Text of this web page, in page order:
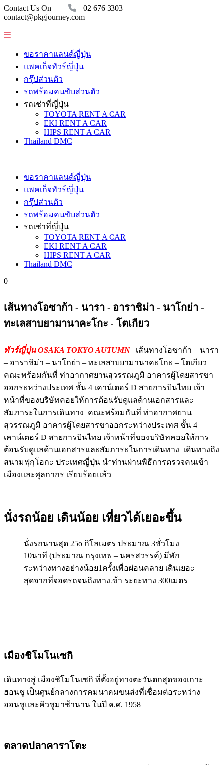
Contact Us On
02 676 3303
contact@pkgjourney.com
ขอราคาแลนด์ญี่ปุ่น
แพคเก็จทัวร์ญี่ปุ่น
กรุ๊ปส่วนตัว
รถพร้อมคนขับส่วนตัว
รถเช่าที่ญี่ปุ่น
TOYOTA RENT A CAR
EKI RENT A CAR
HIPS RENT A CAR
Thailand DMC
ขอราคาแลนด์ญี่ปุ่น
แพคเก็จทัวร์ญี่ปุ่น
กรุ๊ปส่วนตัว
รถพร้อมคนขับส่วนตัว
รถเช่าที่ญี่ปุ่น
TOYOTA RENT A CAR
EKI RENT A CAR
HIPS RENT A CAR
Thailand DMC
0
เส้นทางโอซาก้า - นารา - อาราชิม่า - นาโกย่า -
ทะเลสาบยามานาคะโกะ - โตเกียว
ทัวร์ญี่ปุ่น OSAKA TOKYO AUTUMN |เส้นทางโอซาก้า – นารา
– อาราชิม่า – นาโกย่า – ทะเลสาบยามานาคะโกะ – โตเกียว
คณะพร้อมกันที่ ท่าอากาศยานสุวรรณภูมิ อาคารผู้โดยสารขา
ออกระหว่างประเทศ ชั้น 4 เคาน์เตอร์ D สายการบินไทย เจ้า
หน้าที่ของบริษัทคอยให้การต้อนรับดูแลด้านเอกสารและ
สัมภาระในการเดินทาง คณะพร้อมกันที่ ท่าอากาศยาน
สุวรรณภูมิ อาคารผู้โดยสารขาออกระหว่างประเทศ ชั้น 4
เคาน์เตอร์ D สายการบินไทย เจ้าหน้าที่ของบริษัทคอยให้การ
ต้อนรับดูแลด้านเอกสารและสัมภาระในการเดินทาง เดินทางถึง
สนามฟุกุโอกะ ประเทศญี่ปุ่น นำท่านผ่านพิธีการตรวจคนเข้า
เมืองและศุลกากร เรียบร้อยแล้ว
นั่งรถน้อย เดินน้อย เที่ยวได้เยอะขึ้น
นั่งรถนานสุด 25o กิโลเมตร ประมาณ 3ชั่วโมง
10นาที (ประมาณ กรุงเทพ – นครสวรรค์) มีพัก
ระหว่างทางอย่างน้อย1ครั้งเพื่อผ่อนคลาย เดินเยอะ
สุดจากที่จอดรถจนถึงทางเข้า ระยะทาง 300เมตร
เมืองชิโมโนเซกิ
เดินทางสู่ เมืองชิโมโนเซกิ ที่ตั้งอยู่ทางตะวันตกสุดของเกาะ
ฮอนชู เป็นศูนย์กลางการคมนาคมขนส่งที่เชื่อมต่อระหว่าง
ฮอนชูและคิวชูมาช้านาน ในปี ค.ศ. 1958
ตลาดปลาคาราโตะ